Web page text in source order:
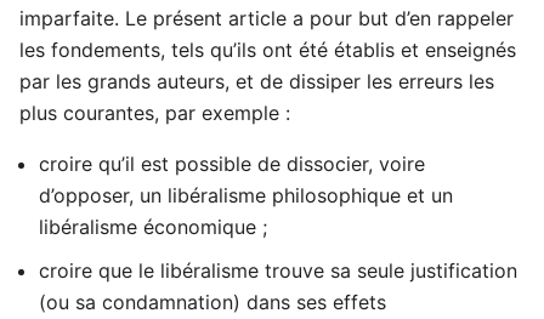
imparfaite. Le présent article a pour but d’en rappeler
les fondements, tels qu’ils ont été établis et enseignés
par les grands auteurs, et de dissiper les erreurs les
plus courantes, par exemple :
croire qu’il est possible de dissocier, voire
d’opposer, un libéralisme philosophique et un
libéralisme économique ;
croire que le libéralisme trouve sa seule justification
(ou sa condamnation) dans ses effets